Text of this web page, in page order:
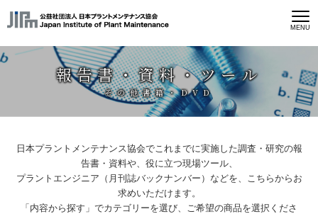
MENU
報告書・資料・ツール
その他書籍・DVD
日本プラントメンテナンス協会でこれまでに実施した調査・研究の報
告書・資料や、役に立つ現場ツール、
プラントエンジニア（月刊誌バックナンバー）などを、こちらからお
求めいただけます。
「内容から探す」でカテゴリーを選び、ご希望の商品を選択くださ